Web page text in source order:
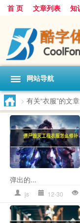
首 页 文章列表 知
网站导航
> 有关“衣服”的文章
弹出的...
js 12-30